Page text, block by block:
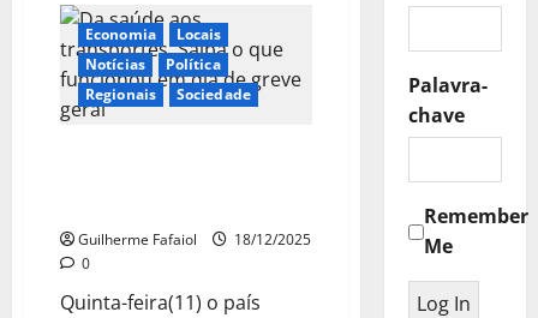
Economia
Locais
Notícias
Política
Regionais
Sociedade
Guilherme Fafaiol
18/12/2025
0
Quinta-feira(11) o país
Palavra-
chave
Remember
Me